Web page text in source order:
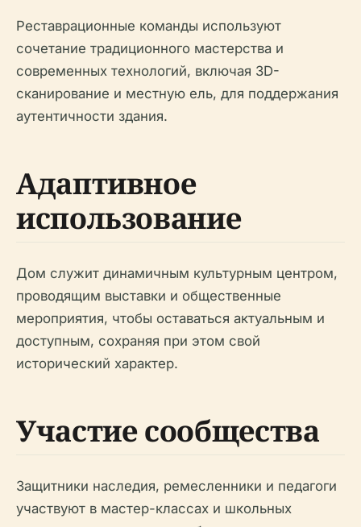
Реставрационные команды используют
сочетание традиционного мастерства и
современных технологий, включая 3D-
сканирование и местную ель, для поддержания
аутентичности здания.
Адаптивное
использование
Дом служит динамичным культурным центром,
проводящим выставки и общественные
мероприятия, чтобы оставаться актуальным и
доступным, сохраняя при этом свой
исторический характер.
Участие сообщества
Защитники наследия, ремесленники и педагоги
участвуют в мастер-классах и школьных